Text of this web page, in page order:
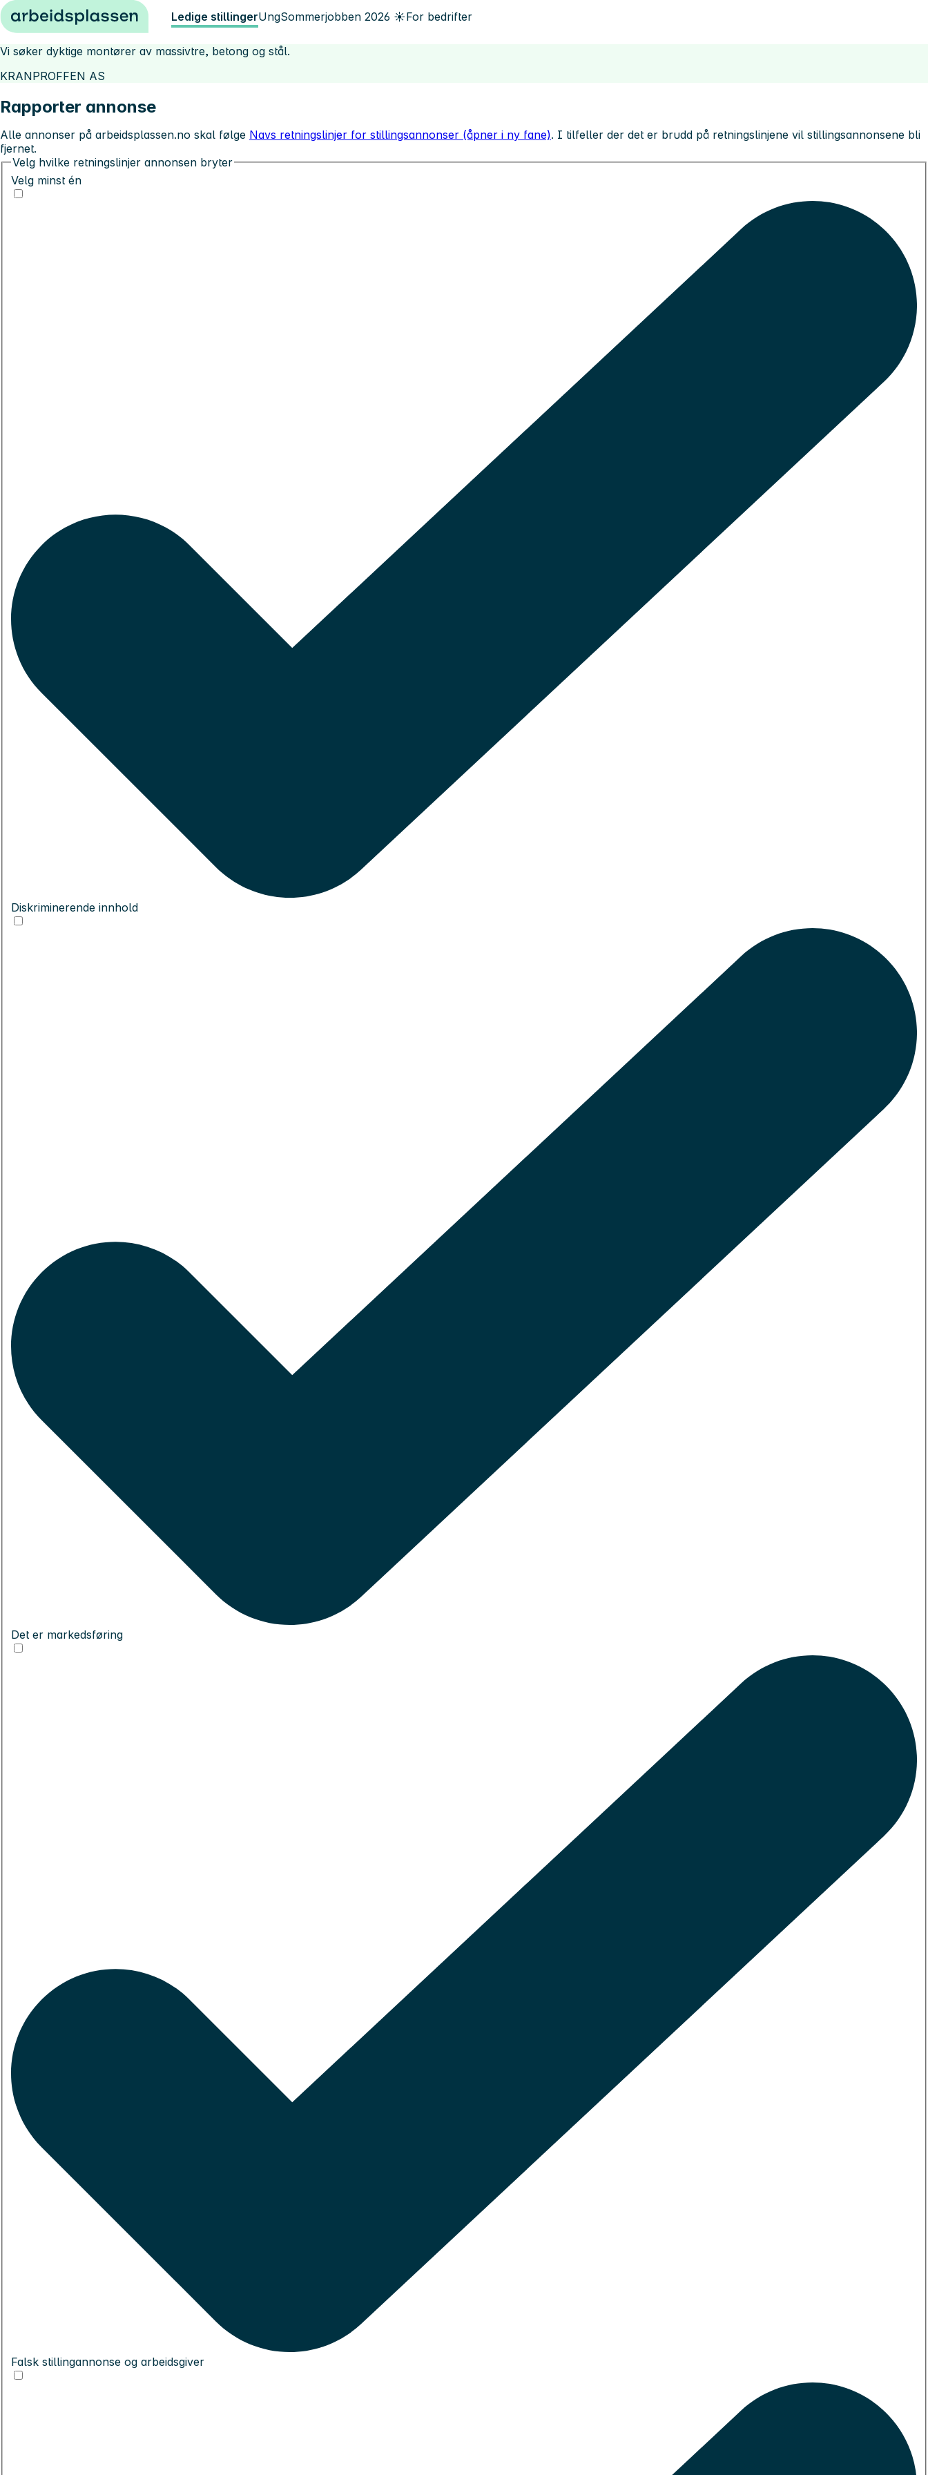
Hopp til innhold Ledige stillingerUngSommerjobben 2026 ☀️For bedrifter
Vi søker dyktige montører av massivtre, betong og stål.
KRANPROFFEN AS
Rapporter annonse
Alle annonser på arbeidsplassen.no skal følge Navs retningslinjer for stillingsannonser (åpner i ny fane). I tilfeller der det er brudd på retningslinjene vil stillingsannonsene bli
fjernet.
Velg hvilke retningslinjer annonsen bryter
Velg minst én
Diskriminerende innhold
Det er markedsføring
Falsk stillingannonse og arbeidsgiver